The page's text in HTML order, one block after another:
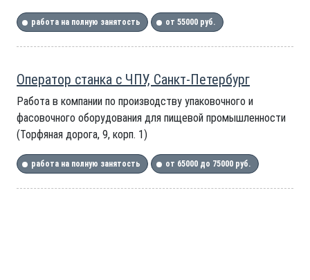
работа на полную занятость от 55000 руб.
Оператор станка с ЧПУ, Санкт-Петербург
Работа в компании по производству упаковочного и
фасовочного оборудования для пищевой промышленности
(Торфяная дорога, 9, корп. 1)
работа на полную занятость от 65000 до 75000 руб.